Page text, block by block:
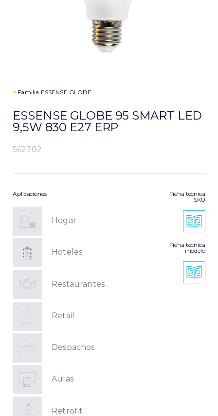
> Familia ESSENSE GLOBE
ESSENSE GLOBE 95 SMART LED
9,5W 830 E27 ERP
562782
Aplicaciones
Hogar
Hoteles
Restaurantes
Retail
Despachos
Aulas
Retrofit
Ficha técnica
SKU
Ficha técnica
modelo